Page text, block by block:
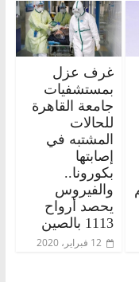
غرف عزل
بمستشفيات
جامعة القاهرة
للحالات
المشتبه في
إصابتها
بكورونا..
والفيروس
يحصد أرواح
1113 بالصين
12 فبراير، 2020